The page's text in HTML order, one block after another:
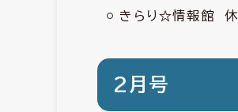
きらり☆情報館
2月号